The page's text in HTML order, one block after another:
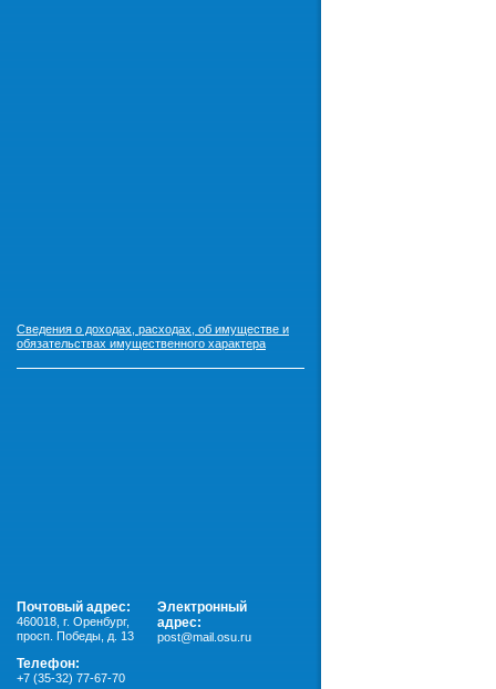
Сведения о доходах, расходах, об имуществе и
обязательствах имущественного характера
Почтовый адрес:
460018 г. Оренбург,
просп. Победы, д. 13
Электронный
адрес:
post@mail.osu.ru
Телефон:
+7 (35-32) 77-67-70